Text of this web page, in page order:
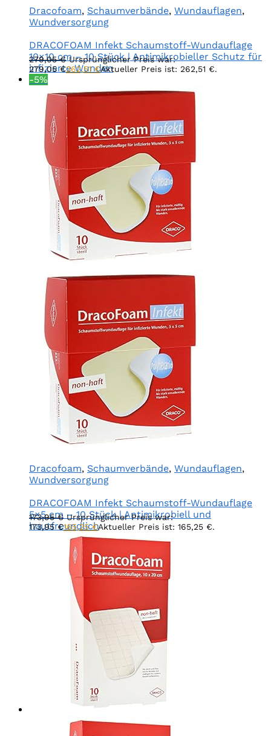
Dracofoam, Schaumverbände, Wundauflagen,
Wundversorgung
DRACOFOAM Infekt Schaumstoff-Wundauflage
10×10 cm – 10 Stück | Antimikrobieller Schutz für
infizierte Wunden
279,05€ Ursprünglicher Preis war:
279,05 €262,51€Aktueller Preis ist: 262,51 €.
-5%
Dracofoam, Schaumverbände, Wundauflagen,
Wundversorgung
DRACOFOAM Infekt Schaumstoff-Wundauflage
5×5 cm – 10 Stück | Antimikrobiell und
hautfreundlich
173,95€ Ursprünglicher Preis war:
173,95 €165,25€Aktueller Preis ist: 165,25 €.